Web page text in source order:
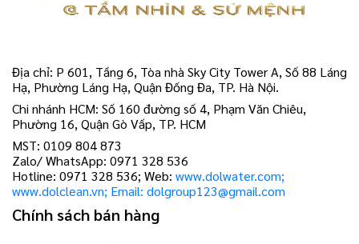
Địa chỉ: P 601, Tầng 6, Tòa nhà Sky City Tower A, Số 88 Láng
Hạ, Phường Láng Hạ, Quận Đống Đa, TP. Hà Nội.
Chi nhánh HCM: Số 160 đường số 4, Phạm Văn Chiêu,
Phường 16, Quận Gò Vấp, TP. HCM
MST: 0109 804 873
Zalo/ WhatsApp: 0971 328 536
Hotline: 0971 328 536; Web: www.dolwater.com;
www.dolclean.vn; Email: dolgroup123@gmail.com
Chính sách bán hàng